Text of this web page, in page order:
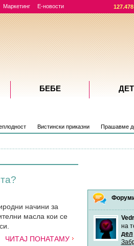
Маркетинг Е-новости
Вистински приказни Прашавме
начини за
масла кои се
ЧИТАЈ ПОНАТАМУ
на
дел
БЕБЕ